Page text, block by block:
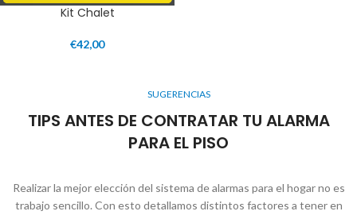
Kit Chalet
€42,00
SUGERENCIAS
TIPS ANTES DE CONTRATAR TU ALARMA
PARA EL PISO
Realizar la mejor elección del sistema de alarmas para el hogar no es
trabajo sencillo. Con esto detallamos distintos factores a tener en